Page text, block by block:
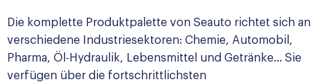
Die komplette Produktpalette von Seauto richtet sich an
verschiedene Industriesektoren: Chemie, Automobil,
Pharma, Öl-Hydraulik, Lebensmittel und Getränke… Sie
verfügen über die fortschrittlichsten